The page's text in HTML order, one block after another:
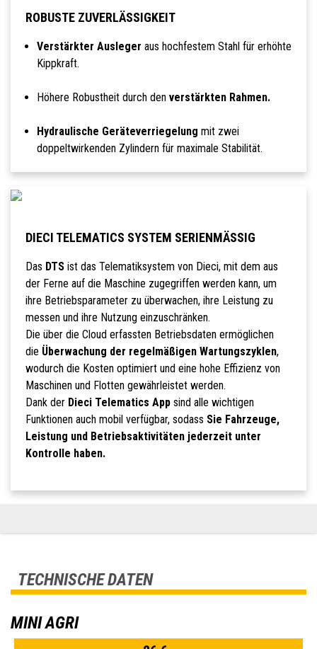
ROBUSTE ZUVERLÄSSIGKEIT
Verstärkter Ausleger aus hochfestem Stahl für erhöhte
Kippkraft.
Höhere Robustheit durch den verstärkten Rahmen.
Hydraulische Geräteverriegelung mit zwei
doppeltwirkenden Zylindern für maximale Stabilität.
DIECI TELEMATICS SYSTEM SERIENMÄSSIG
Das DTSist das Telematiksystem von Dieci, mit dem aus
der Ferne auf die Maschine zugegriffen werden kann, um
ihre Betriebsparameter zu überwachen, ihre Leistung zu
messen und ihre Nutzung einzuschränken.
Die über die Cloud erfassten Betriebsdaten ermöglichen
die Überwachung der regelmäßigen Wartungszyklen,
wodurch die Kosten optimiert und eine hohe Effizienz von
Maschinen und Flotten gewährleistet werden.
Dank der Dieci Telematics Appsind alle wichtigen
Funktionen auch mobil verfügbar, sodass Sie Fahrzeuge,
Leistung und Betriebsaktivitäten jederzeit unter
Kontrolle haben.
TECHNISCHE DATEN
MINI AGRI